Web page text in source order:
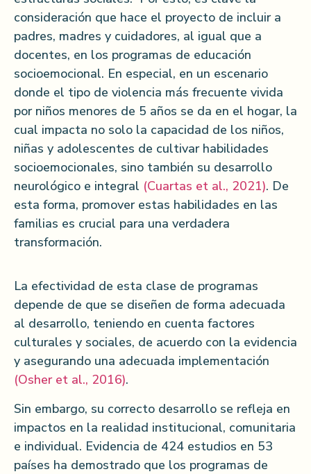
consideración que hace el proyecto de incluir a
padres, madres y cuidadores, al igual que a
docentes, en los programas de educación
socioemocional. En especial, en un escenario
donde el tipo de violencia más frecuente vivida
por niños menores de 5 años se da en el hogar, la
cual impacta no solo la capacidad de los niños,
niñas y adolescentes de cultivar habilidades
socioemocionales, sino también su desarrollo
neurológico e integral (Cuartas et al., 2021). De
esta forma, promover estas habilidades en las
familias es crucial para una verdadera
transformación.
La efectividad de esta clase de programas
depende de que se diseñen de forma adecuada
al desarrollo, teniendo en cuenta factores
culturales y sociales, de acuerdo con la evidencia
y asegurando una adecuada implementación
(Osher et al., 2016).
Sin embargo, su correcto desarrollo se refleja en
impactos en la realidad institucional, comunitaria
e individual. Evidencia de 424 estudios en 53
países ha demostrado que los programas de